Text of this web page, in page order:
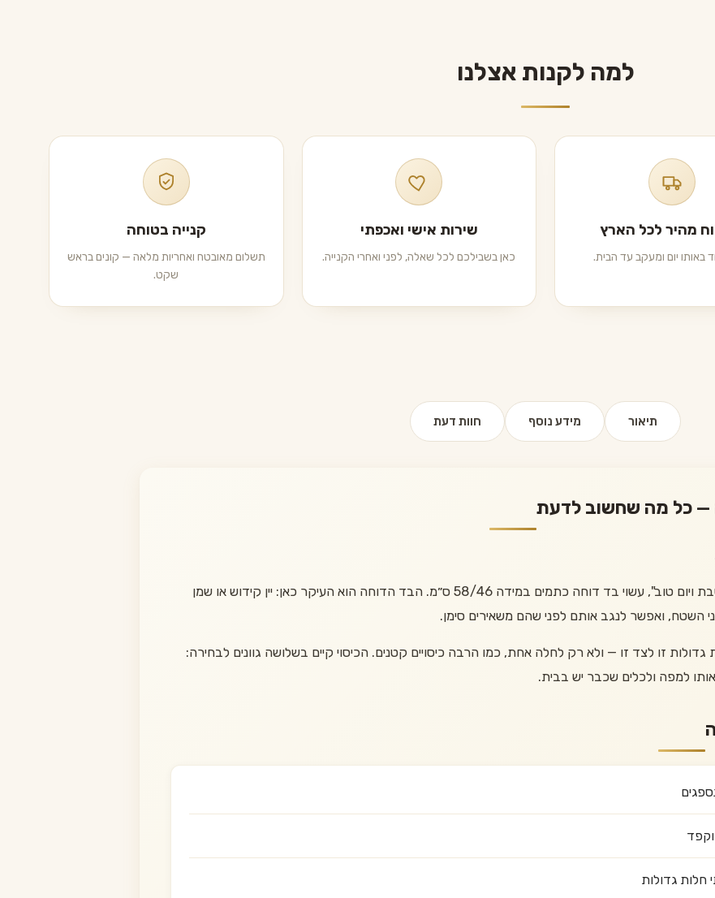
למה לקנות אצלנו
מהיר לכל הארץ
באותו יום ומעקב עד הבית.
שירות אישי ואכפתי
כאן בשבילכם לכל שאלה, לפני ואחרי הקנייה.
קנייה בטוחה
תשלום מאובטח ואחריות מלאה — קונים בראש
שקט.
תיאור מידע נוסף חוות דעת
— כל מה שחשוב לדעת
בעיצוב מהודר עם רקמת "שבת ויום טוב", עשוי בד דוחה כתמים במידה 58/46 ס״מ. הבד הדוחה הוא העיקר כאן: יין קידוש או שמן
השטח, ואפשר לנגב אותם לפני שהם משאירים סימן.
חלות גדולות זו לצד זו — ולא רק לחלה אחת, כמו הרבה כיסויים קטנים. הכיסוי קיים בשלושה גוונים לבחירה:
למפה ולכלים שכבר יש בבית.